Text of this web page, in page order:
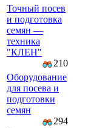
Точный посев
и подготовка
семян —
техника
"КЛЕН"
210
Оборудование
для посева и
подготовки
семян
294